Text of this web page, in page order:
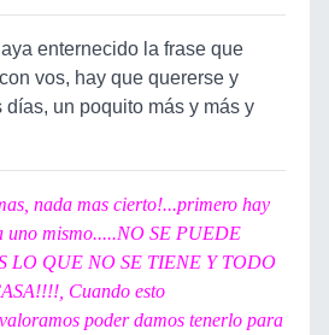
enternecido la frase que
vos, hay que quererse y
días, un poquito más y más y
nada mas cierto!...primero hay
uno mismo.....NO SE PUEDE
LO QUE NO SE TIENE Y TODO
Cuando esto
poder damos tenerlo para